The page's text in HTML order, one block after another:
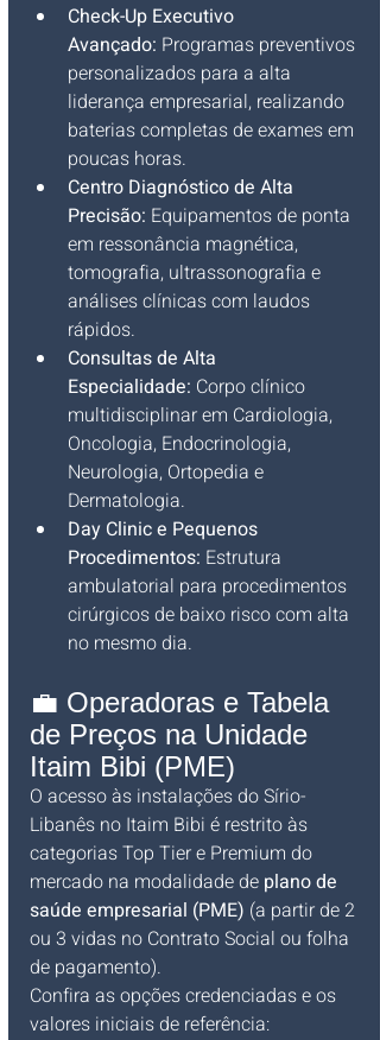
Check-Up Executivo
Avançado: Programas preventivos
personalizados para a alta
liderança empresarial, realizando
baterias completas de exames em
poucas horas.
Centro Diagnóstico de Alta
Precisão: Equipamentos de ponta
em ressonância magnética,
tomografia, ultrassonografia e
análises clínicas com laudos
rápidos.
Consultas de Alta
Especialidade: Corpo clínico
multidisciplinar em Cardiologia,
Oncologia, Endocrinologia,
Neurologia, Ortopedia e
Dermatologia.
Day Clinic e Pequenos
Procedimentos: Estrutura
ambulatorial para procedimentos
cirúrgicos de baixo risco com alta
no mesmo dia.
💼 Operadoras e Tabela
de Preços na Unidade
Itaim Bibi (PME)
O acesso às instalações do Sírio-
Libanês no Itaim Bibi é restrito às
categorias Top Tier e Premium do
mercado na modalidade de plano de
saúde empresarial (PME) (a partir de 2
ou 3 vidas no Contrato Social ou folha
de pagamento).
Confira as opções credenciadas e os
valores iniciais de referência: